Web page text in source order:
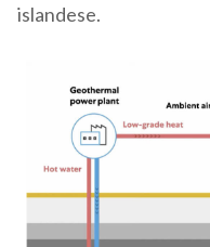
islandese.